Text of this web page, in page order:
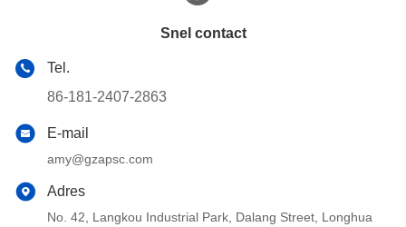
Snel contact
Tel.
86-181-2407-2863
E-mail
amy@gzapsc.com
Adres
No. 42, Langkou Industrial Park, Dalang Street, Longhua